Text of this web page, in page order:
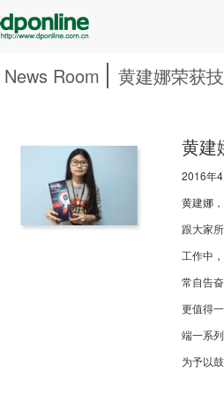
News Room 黄建娜荣获
黄建
2016年
黄建娜
跟大家
工作中
常自告
更值得
端一系
为予以